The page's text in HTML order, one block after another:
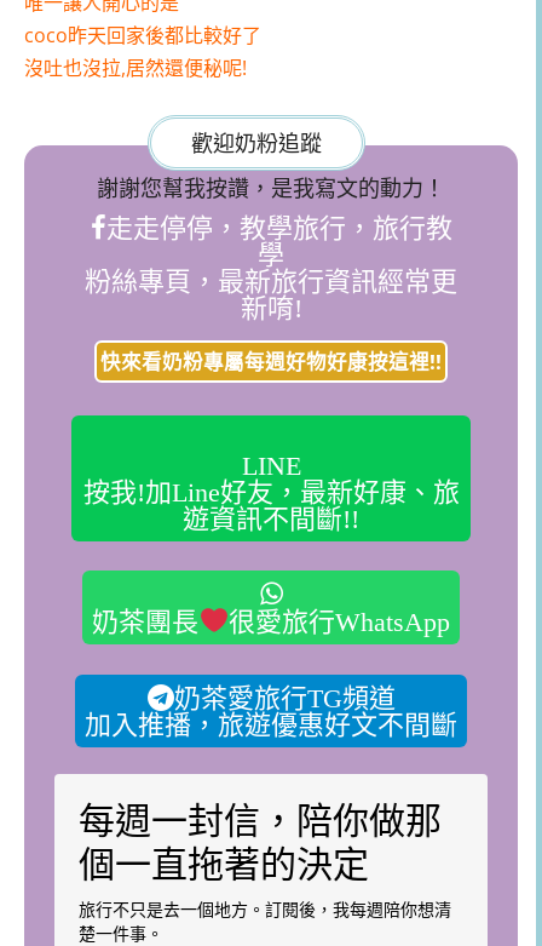
coco昨天回家後都比較好了
沒吐也沒拉,居然還便秘呢!
歡迎奶粉追蹤
謝謝您幫我按讚，是我寫文的動力！
走走停停，教學旅行，旅行教
學
粉絲專頁，最新旅行資訊經常更
新唷!
快來看奶粉專屬每週好物好康按這裡!!
LINE
按我!加Line好友，最新好康、旅
遊資訊不間斷!!
奶茶團長 很愛旅行WhatsApp
奶茶愛旅行TG頻道
加入推播，旅遊優惠好文不間斷
每週一封信，陪你做那
個一直拖著的決定
旅行不只是去一個地方。訂閱後，我每週陪你想清
楚一件事。